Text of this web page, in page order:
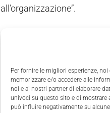
Per fornire le migliori esperienze,
memorizzare e/o accedere alle
noi e ai nostri partner di elaborare
univoci su questo sito e di mostrare
può influire negativamente su
all’organizzazione”.
Saper gestire
dovranno supportare il
Del resto, in una fase
Business Continuity,
operatività.